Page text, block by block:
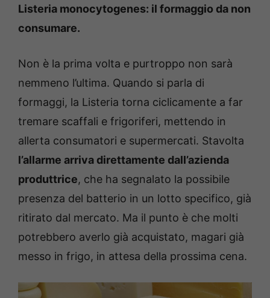
Listeria monocytogenes: il formaggio da non
consumare.
Non è la prima volta e purtroppo non sarà
nemmeno l’ultima. Quando si parla di
formaggi, la Listeria torna ciclicamente a far
tremare scaffali e frigoriferi, mettendo in
allerta consumatori e supermercati. Stavolta
l’allarme arriva direttamente dall’azienda
produttrice, che ha segnalato la possibile
presenza del batterio in un lotto specifico, già
ritirato dal mercato. Ma il punto è che molti
potrebbero averlo già acquistato, magari già
messo in frigo, in attesa della prossima cena.